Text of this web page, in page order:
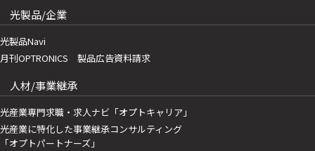
光製品/企業
光製品Navi
月刊OPTRONICS 製品広告資料請求
人材/事業継承
光産業専門求職・求人ナビ「オプトキャリア」
光産業に特化した事業継承コンサルティング
「オプトパートナーズ」